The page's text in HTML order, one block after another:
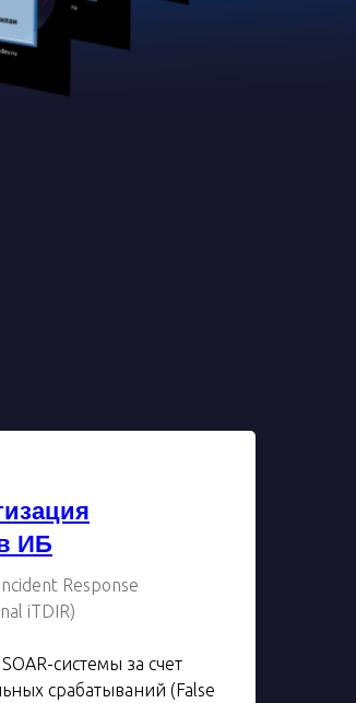
ИБ
Response
iTDIR)
системы за счет
срабатываний (False